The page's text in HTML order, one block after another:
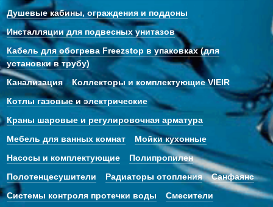
Душевые кабины, ограждения и поддоны
Инсталляции для подвесных унитазов
Кабель для обогрева Freezstop в упаковках (для
установки в трубу)
Канализация
Коллекторы и комплектующие VIEIR
Котлы газовые и электрические
Краны шаровые и регулировочная арматура
Мебель для ванных комнат
Мойки кухонные
Насосы и комплектующие
Полипропилен
Полотенцесушители
Радиаторы отопления
Санфаянс
Системы контроля протечки воды
Смесители